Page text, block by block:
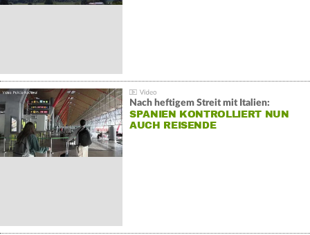
Nach heftigem Streit mit Italien:
SPANIEN KONTROLLIERT NUN
AUCH REISENDE